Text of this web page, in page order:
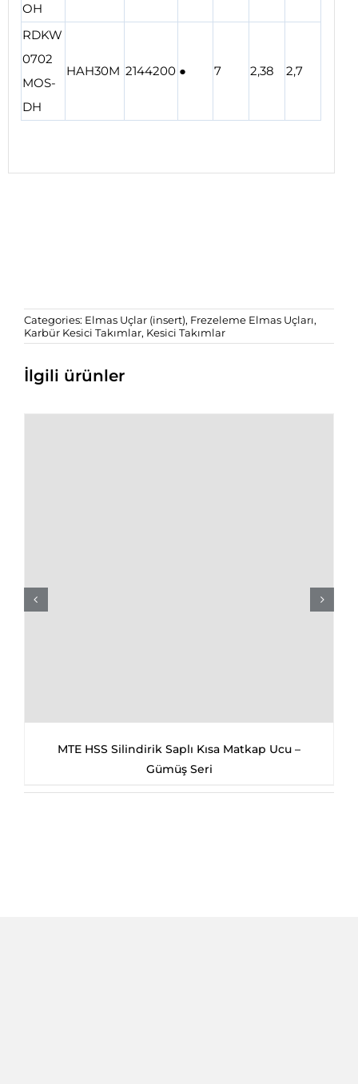
OH
RDKW
0702
MOS-
DH
HAH30M 2144200 ● 7 2,38 2,7
Categories: Elmas Uçlar (insert), Frezeleme Elmas Uçları,
Karbür Kesici Takımlar, Kesici Takımlar
İlgili ürünler
MTE HSS Silindirik Saplı Kısa Matkap Ucu –
Gümüş Seri